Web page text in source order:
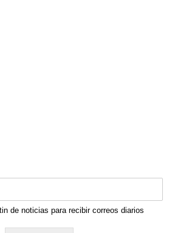
de noticias para recibir correos diarios